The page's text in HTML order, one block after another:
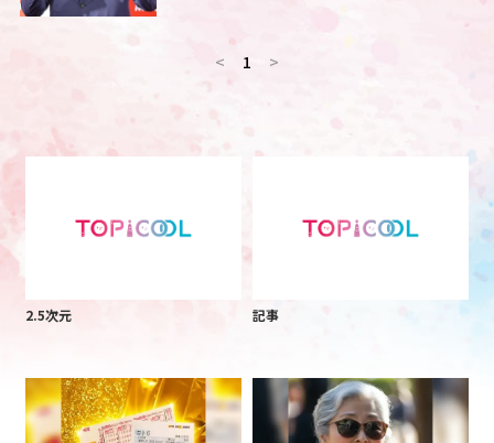
< 1 >
2.5次元 記事